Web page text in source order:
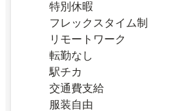
特別休暇
フレックスタイム制
リモートワーク
転勤なし
駅チカ
交通費支給
服装自由